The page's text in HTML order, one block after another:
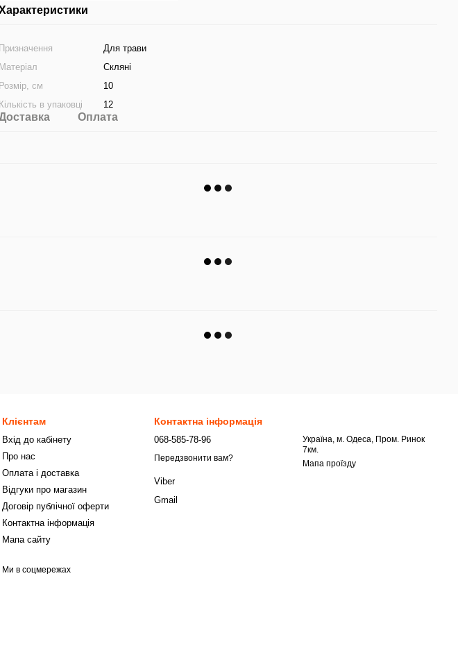
Призначення
Для трави
Матеріал
Скляні
Розмір, см
10
Кількість в упаковці
12
Оплата
Клієнтам
Вхід до кабінету
Про нас
Оплата і доставка
Відгуки про магазин
Договір публічної оферти
Контактна інформація
Мапа сайту
Ми в соцмережах
Контактна інформація
068-585-78-96
Передзвонити вам?
Viber
Gmail
Українa, м. Одеса, Пром. Ринок
7км.
Мапа проїзду